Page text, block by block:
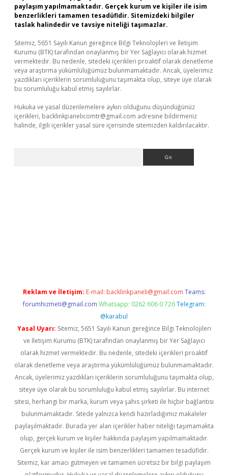
paylaşım yapılmamaktadır. Gerçek kurum ve kişiler ile isim
benzerlikleri tamamen tesadüfidir. Sitemizdeki bilgiler
taslak halindedir ve tavsiye niteliği taşımazlar.
Sitemiz, 5651 Sayılı Kanun gereğince Bilgi Teknolojileri ve İletişim
Kurumu (BTK) tarafından onaylanmış bir Yer Sağlayıcı olarak hizmet
vermektedir. Bu nedenle, sitedeki içerikleri proaktif olarak denetleme
veya araştırma yükümlülüğümüz bulunmamaktadır. Ancak, üyelerimiz
yazdıkları içeriklerin sorumluluğunu taşımakta olup, siteye üye olarak
bu sorumluluğu kabul etmiş sayılırlar.
Hukuka ve yasal düzenlemelere aykırı olduğunu düşündüğünüz
içerikleri, backlinkpanelicomtr@gmail.com adresine bildirmeniz
halinde, ilgili içerikler yasal süre içerisinde sitemizden kaldırılacaktır.
Reklam ve İletişim: E-mail: backlinkpaneli@gmail.com Teams:
forumhizmeti@gmail.com Whatsapp: 0262 606 0 726 Telegram:
@karabul
Yasal Uyarı: Sitemiz, 5651 Sayılı Kanun gereğince Bilgi Teknolojileri
ve İletişim Kurumu (BTK) tarafından onaylanmış bir Yer Sağlayıcı
olarak hizmet vermektedir. Bu nedenle, sitedeki içerikleri proaktif
olarak denetleme veya araştırma yükümlülüğümüz bulunmamaktadır.
Ancak, üyelerimiz yazdıkları içeriklerin sorumluluğunu taşımakta olup,
siteye üye olarak bu sorumluluğu kabul etmiş sayılırlar. Bu internet
sitesi, herhangi bir marka, kurum veya şahıs şirketi ile hiçbir bağlantısı
bulunmamaktadır. Sitede yalnızca kendi hazırladığımız makaleler
paylaşılmaktadır. Burada yer alan içerikler haber niteliği taşımamakta
olup, gerçek kurum ve kişiler hakkında paylaşım yapılmamaktadır.
Gerçek kurum ve kişiler ile isim benzerlikleri tamamen tesadüfidir.
Sitemiz, kar amacı gütmeyen ve tamamen ücretsiz bir bilgi paylaşım